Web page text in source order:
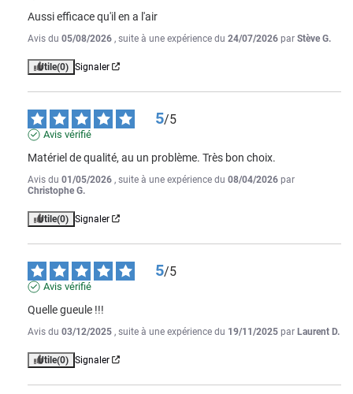
Aussi efficace qu'il en a l'air
Avis du 05/08/2026 , suite à une expérience du 24/07/2026 par Stève G.
Utile(0) Signaler
5/5
Avis vérifié
Matériel de qualité, au un problème. Très bon choix.
Avis du 01/05/2026 , suite à une expérience du 08/04/2026 par
Christophe G.
Utile(0) Signaler
5/5
Avis vérifié
Quelle gueule !!!
Avis du 03/12/2025 , suite à une expérience du 19/11/2025 par Laurent D.
Utile(0) Signaler